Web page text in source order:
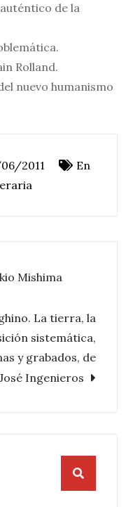
de la
Rolland.
nuevo humanismo
2011
En
Mishima
La tierra, la
sistemática,
y grabados, de
José Ingenieros